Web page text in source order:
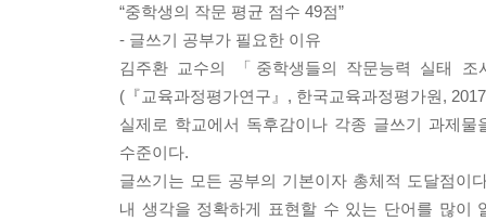
리 못 박기보다는 상대방의 사정과 일정을 먼저
밝은 곳에서 만나세요. 인터뷰 중에 사진 촬영을
--- p.199
“중학생의 작문 평균 점수 49점”
- 글쓰기 공부가 필요한 이유
김주환 교수의 「중학생들의 작문능력 실태
(『교육과정평가연구』, 한국교육과정평가원,
실제로 학교에서 독후감이나 각종 글쓰기 과제
수준이다.
글쓰기는 모든 공부의 기본이자 총체적 도달점이
내 생각을 정확하게 표현할 수 있는 단어를 많이